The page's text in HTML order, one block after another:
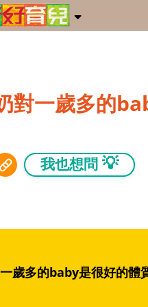
對一歲多的
我也想問 💡
歲多的baby是很好的體